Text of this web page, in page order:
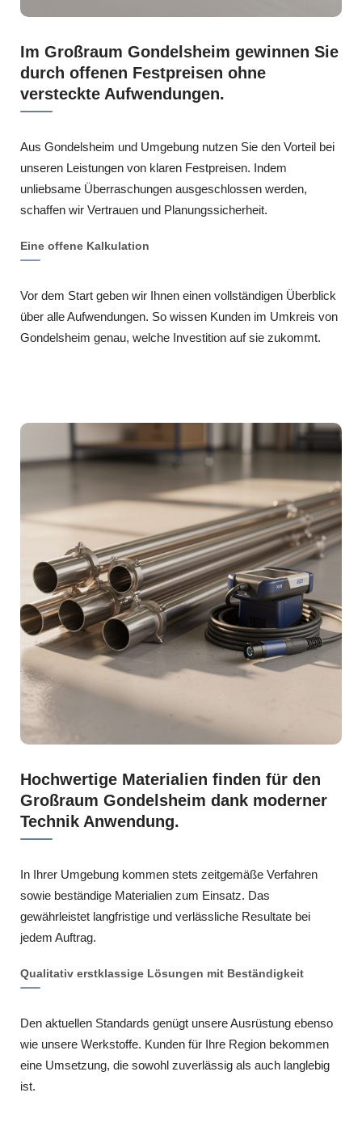
Im Großraum Gondelsheim gewinnen Sie
durch offenen Festpreisen ohne
versteckte Aufwendungen.
Aus Gondelsheim und Umgebung nutzen Sie den Vorteil bei
unseren Leistungen von klaren Festpreisen. Indem
unliebsame Überraschungen ausgeschlossen werden,
schaffen wir Vertrauen und Planungssicherheit.
Eine offene Kalkulation
Vor dem Start geben wir Ihnen einen vollständigen Überblick
über alle Aufwendungen. So wissen Kunden im Umkreis von
Gondelsheim genau, welche Investition auf sie zukommt.
Hochwertige Materialien finden für den
Großraum Gondelsheim dank moderner
Technik Anwendung.
In Ihrer Umgebung kommen stets zeitgemäße Verfahren
sowie beständige Materialien zum Einsatz. Das
gewährleistet langfristige und verlässliche Resultate bei
jedem Auftrag.
Qualitativ erstklassige Lösungen mit Beständigkeit
Den aktuellen Standards genügt unsere Ausrüstung ebenso
wie unsere Werkstoffe. Kunden für Ihre Region bekommen
eine Umsetzung, die sowohl zuverlässig als auch langlebig
ist.